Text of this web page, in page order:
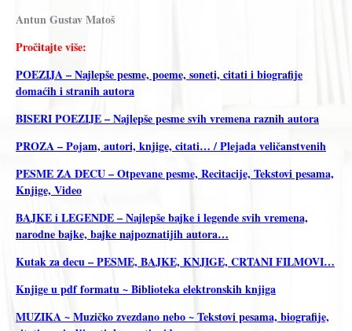
Antun Gustav Matoš
Pročitajte više:
POEZIJA – Najlepše pesme, poeme, soneti, citati i biografije
domaćih i stranih autora
BISERI POEZIJE – Najlepše pesme svih vremena raznih autora
PROZA – Pojam, autori, knjige, citati… / Plejada veličanstvenih
PESME ZA DECU – Otpevane pesme, Recitacije, Tekstovi pesama,
Knjige, Video
BAJKE i LEGENDE – Najlepše bajke i legende svih vremena,
narodne bajke, bajke najpoznatijih autora…
Kutak za decu – PESME, BAJKE, KNJIGE, CRTANI FILMOVI…
Knjige u pdf formatu ~ Biblioteka elektronskih knjiga
MUZIKA ~ Muzičko zvezdano nebo ~ Tekstovi pesama, biografije,